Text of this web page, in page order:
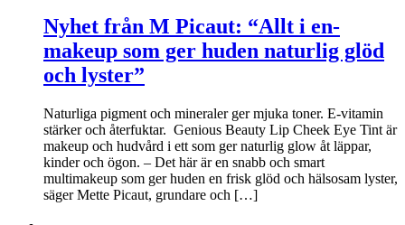
Nyhet från M Picaut: “Allt i en-
makeup som ger huden naturlig glöd
och lyster”
Naturliga pigment och mineraler ger mjuka toner. E-vitamin
stärker och återfuktar. Genious Beauty Lip Cheek Eye Tint är
makeup och hudvård i ett som ger naturlig glow åt läppar,
kinder och ögon. – Det här är en snabb och smart
multimakeup som ger huden en frisk glöd och hälsosam lyster,
säger Mette Picaut, grundare och […]